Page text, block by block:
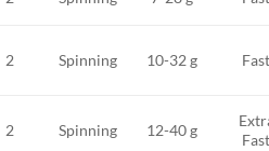
2 Spinning 10-32 g
2 Spinning 12-40 g